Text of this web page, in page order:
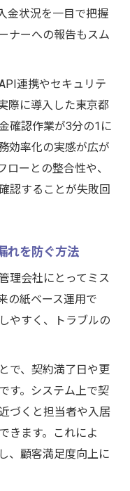
金状況を一目で把握
ナーへの報告もスム
連携やセキュリテ
際に導入した東京都
確認作業が3分の1に
効率化の実感が広が
ローとの整合性や、
認することが失敗回
れを防ぐ方法
理会社にとってミス
の紙ベース運用で
やすく、トラブルの
で、契約満了日や更
す。システム上で契
づくと担当者や入居
きます。これによ
、顧客満足度向上に